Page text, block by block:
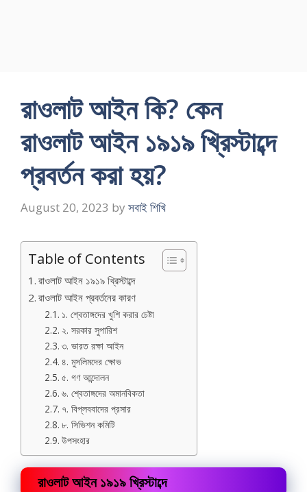
রাওলাট আইন কি? কেন
রাওলাট আইন ১৯১৯ খ্রিস্টাব্দে
প্রবর্তন করা হয়?
August 20, 2023 by সবাই শিখি
Table of Contents
রাওলাট আইন ১৯১৯ খ্রিস্টাব্দে
রাওলাট আইন প্রবর্তনের কারণ
১. শ্বেতাঙ্গদের খুশি করার চেষ্টা
২. সরকার সুপারিশ
৩. ভারত রক্ষা আইন
৪. মুসলিমদের ক্ষোভ
৫. গণ আন্দোলন
৬. শ্বেতাঙ্গদের অমানবিকতা
৭. বিপ্লববাদের প্রসার
৮. সিভিশন কমিটি
উপসংহার
রাওলাট আইন ১৯১৯ খ্রিস্টাব্দে